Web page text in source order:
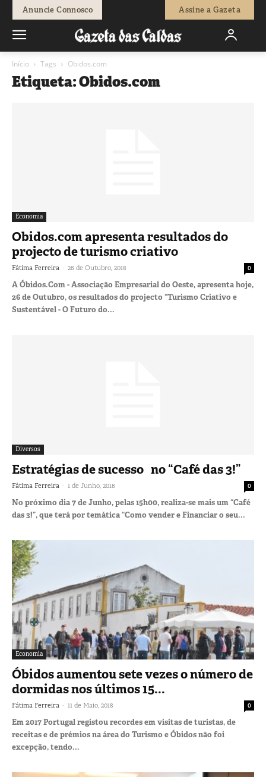
Anuncie Connosco Assine a Gazeta
Início Tags Obidos.com
Etiqueta: Obidos.com
Economia
Obidos.com apresenta resultados do
projecto de turismo criativo
Fátima Ferreira - 26 de Outubro, 2018 0
A Óbidos.Com - Associação Empresarial do Oeste, apresenta hoje,
26 de Outubro, os resultados do projecto “Turismo Criativo e
Sustentável - O Futuro do...
Diversos
Estratégias de sucesso no “Café das 3!”
Fátima Ferreira - 1 de Junho, 2018 0
No próximo dia 7 de Junho, pelas 15h00, realiza-se mais um “Café
das 3!”, que terá por temática “Como vender e Financiar o seu...
Economia
Óbidos aumentou sete vezes o número de
dormidas nos últimos 15...
Fátima Ferreira - 11 de Maio, 2018 0
Em 2017 Portugal registou recordes em visitas de turistas, de
receitas e de prémios na área do Turismo e Óbidos não foi
excepção, tendo...